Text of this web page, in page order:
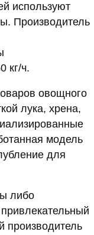
используют
Производитель
кг/ч.
овощного
лука, хрена,
модель
для
либо
производитель